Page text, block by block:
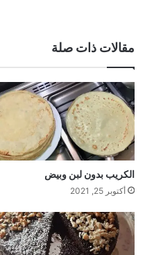
مقالات ذات صلة
الكريب بدون لبن وبيض
أكتوبر 25, 2021